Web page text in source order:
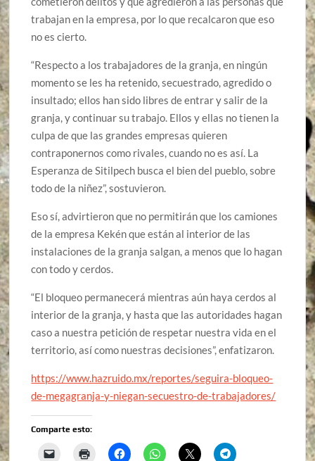
trabajan en la empresa, por lo que recalcaron que eso
no es cierto.
“Respecto a los trabajadores de la granja, en ningún
momento se les ha retenido, secuestrado, agredido o
insultado; ellos han sido libres de entrar y salir de la
granja, y continuar su trabajo. Ellos y ellas no tienen la
culpa de que las grandes empresas quieren
contraponernos como rivales, cuando no es así. La
Esperanza de Sitilpech busca el bien del pueblo, sobre
todo de la niñez”, sostuvieron.
Eso sí, advirtieron que no permitirán que los camiones
de la empresa Kekén que están al interior de las
instalaciones de la granja salgan, a menos que lo hagan
con todo y cerdos.
“El bloqueo permanecerá mientras aún haya cerdos al
interior de la granja, y hasta que las autoridades hagan
caso a nuestra petición de respetar nuestra vida en el
territorio, así como nuestras decisiones”, enfatizaron.
https://www.hazruido.mx/reportes/seguira-bloqueo-
de-megagranja-y-niegan-secuestro-de-trabajadores/
Comparte esto: